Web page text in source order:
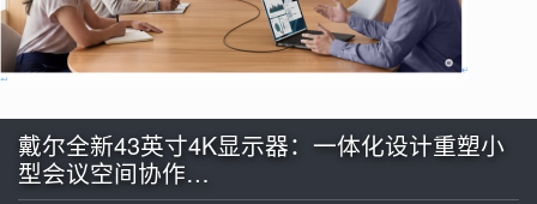
戴尔全新43英寸4K显示器：一体化设计重塑小
型会议空间协作…